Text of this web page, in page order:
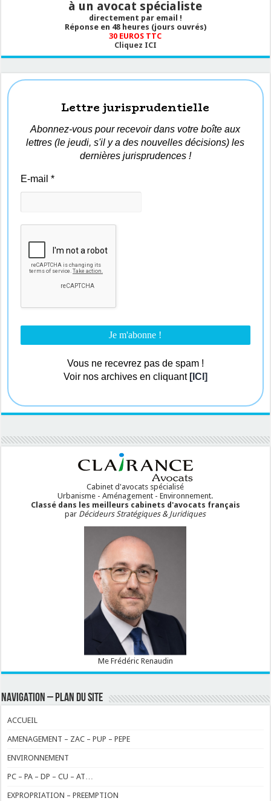
à un avocat spécialiste
directement par email !
Réponse en 48 heures (jours ouvrés)
30 EUROS TTC
Cliquez ICI
Lettre jurisprudentielle
Abonnez-vous pour recevoir dans votre boîte aux
lettres (le jeudi, s'il y a des nouvelles décisions) les
dernières jurisprudences !
E-mail*
Vous ne recevrez pas de spam !
Voir nos archives en cliquant [ICI]
Cabinet d'avocats spécialisé
Urbanisme - Aménagement - Environnement.
Classé dans les meilleurs cabinets d'avocats français
par Décideurs Stratégiques & Juridiques
Me Frédéric Renaudin
NAVIGATION – PLAN DU SITE
ACCUEIL
AMENAGEMENT – ZAC – PUP – PEPE
ENVIRONNEMENT
PC – PA – DP – CU – AT…
EXPROPRIATION – PREEMPTION